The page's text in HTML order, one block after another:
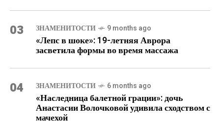
03 ЗНАМЕНИТОСТИ 9 months ago
«Лепс в шоке»: 19-летняя Аврора
засветила формы во время массажа
04 ЗНАМЕНИТОСТИ 6 months ago
«Наследница балетной грации»: дочь
Анастасии Волочковой удивила сходством с
мачехой